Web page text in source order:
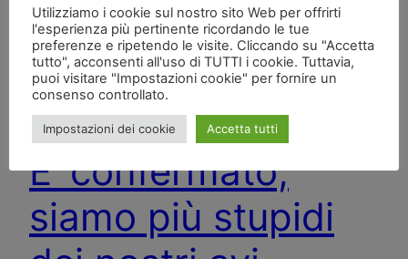
E’ confermato,
siamo più stupidi
Utilizziamo i cookie sul nostro sito Web per offrirti
l'esperienza più pertinente ricordando le tue
preferenze e ripetendo le visite. Cliccando su "Accetta
tutto", acconsenti all'uso di TUTTI i cookie. Tuttavia,
puoi visitare "Impostazioni cookie" per fornire un
consenso controllato.
Impostazioni dei cookie Accetta tutti